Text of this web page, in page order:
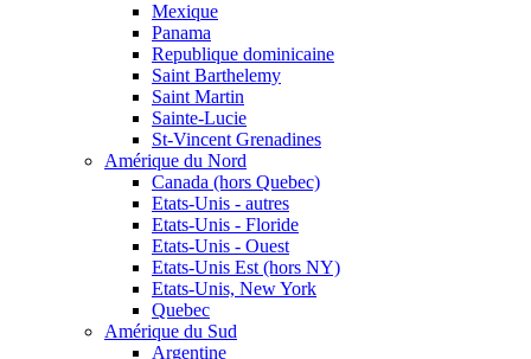
Mexique
Panama
Republique dominicaine
Saint Barthelemy
Saint Martin
Sainte-Lucie
St-Vincent Grenadines
Amérique du Nord
Canada (hors Quebec)
Etats-Unis - autres
Etats-Unis - Floride
Etats-Unis - Ouest
Etats-Unis Est (hors NY)
Etats-Unis, New York
Quebec
Amérique du Sud
Argentine